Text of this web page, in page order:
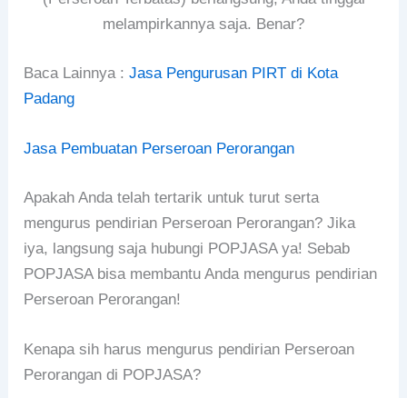
melampirkannya saja. Benar?
Baca Lainnya :Jasa Pengurusan PIRT di Kota
Padang
Jasa Pembuatan Perseroan Perorangan
Apakah Anda telah tertarik untuk turut serta
mengurus pendirian Perseroan Perorangan? Jika
iya, langsung saja hubungi POPJASA ya! Sebab
POPJASA bisa membantu Anda mengurus pendirian
Perseroan Perorangan!
Kenapa sih harus mengurus pendirian Perseroan
Perorangan di POPJASA?